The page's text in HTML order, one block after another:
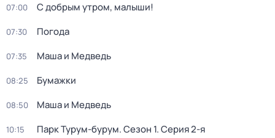
07:00 С добрым утром, малыши!
07:30 Погода
07:35 Маша и Медведь
08:25 Бумажки
08:50 Маша и Медведь
10:15 Парк Турум-бурум. Сезон 1. Серия 2-я